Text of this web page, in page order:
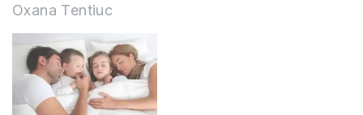
Oxana Tentiuc